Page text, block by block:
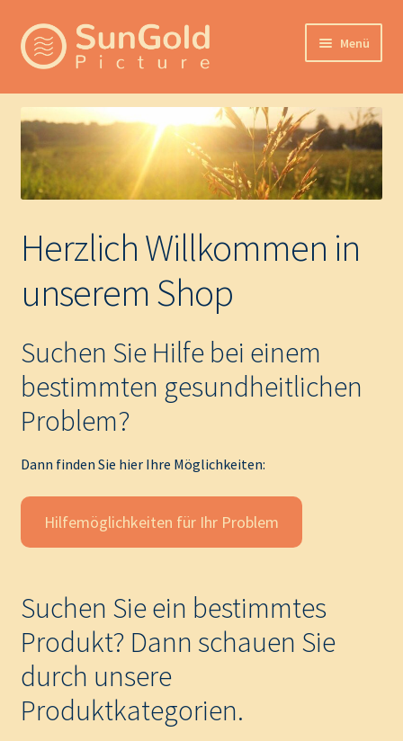
Zur
Navigation
Zum
Inhalt
Menü
Hilfemöglichkeiten
Produktkategorien
öffnen
Zur Hauptseite
Herzlich Willkommen in
unserem Shop
Suchen Sie Hilfe bei einem
bestimmten gesundheitlichen
Problem?
Dann finden Sie hier Ihre Möglichkeiten:
Hilfemöglichkeiten für Ihr Problem
Suchen Sie ein bestimmtes
Produkt? Dann schauen Sie
durch unsere
Produktkategorien.